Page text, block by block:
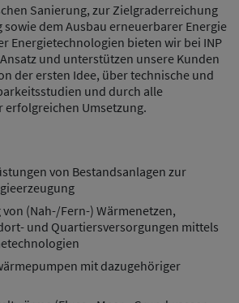
Sanierung, zur Zielgraderreichung
dem Ausbau erneuerbarer Energie
Energietechnologien bieten wir bei INP
und unterstützen unsere Kunden
der ersten Idee, über technische und
und durch alle
erfolgreichen Umsetzung.
von Bestandsanlagen zur
(Nah-/Fern-) Wärmenetzen,
und Quartiersversorgungen mittels
mit dazugehöriger